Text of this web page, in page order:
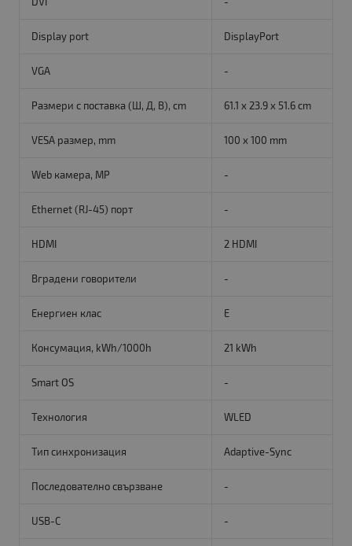
Display port DisplayPort
VGA -
Размери с поставка (Ш, Д, В), cm 61.1 x 23.9 x 51.6 cm
VESA размер, mm 100 x 100 mm
Web камера, MP -
Ethernet (RJ-45) порт -
HDMI 2 HDMI
Вградени говорители -
Енергиен клас E
Консумация, kWh/1000h 21 kWh
Smart OS -
Технология WLED
Тип синхронизация Adaptive-Sync
Последователно свързване -
USB-C -